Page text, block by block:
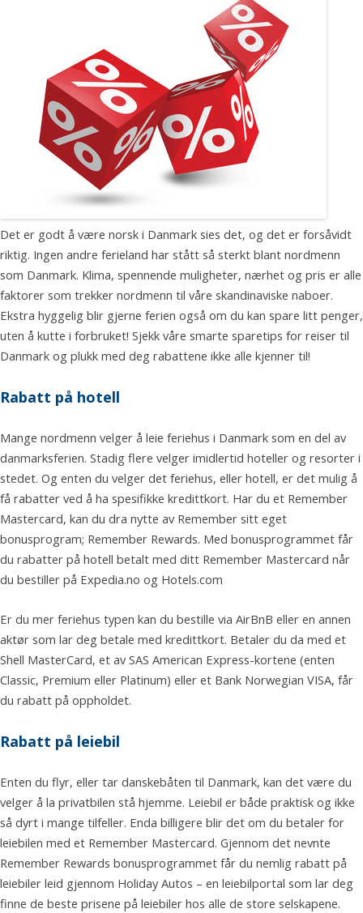
Det er godt å være norsk i Danmark sies det, og det er forsåvidt
riktig. Ingen andre ferieland har stått så sterkt blant nordmenn
som Danmark. Klima, spennende muligheter, nærhet og pris er alle
faktorer som trekker nordmenn til våre skandinaviske naboer.
Ekstra hyggelig blir gjerne ferien også om du kan spare litt penger,
uten å kutte i forbruket! Sjekk våre smarte sparetips for reiser til
Danmark og plukk med deg rabattene ikke alle kjenner til!
Rabatt på hotell
Mange nordmenn velger å leie feriehus i Danmark som en del av
danmarksferien. Stadig flere velger imidlertid hoteller og resorter i
stedet. Og enten du velger det feriehus, eller hotell, er det mulig å
få rabatter ved å ha spesifikke kredittkort. Har du et Remember
Mastercard, kan du dra nytte av Remember sitt eget
bonusprogram; Remember Rewards. Med bonusprogrammet får
du rabatter på hotell betalt med ditt Remember Mastercard når
du bestiller på Expedia.no og Hotels.com
Er du mer feriehus typen kan du bestille via AirBnB eller en annen
aktør som lar deg betale med kredittkort. Betaler du da med et
Shell MasterCard, et av SAS American Express-kortene (enten
Classic, Premium eller Platinum) eller et Bank Norwegian VISA, får
du rabatt på oppholdet.
Rabatt på leiebil
Enten du flyr, eller tar danskebåten til Danmark, kan det være du
velger å la privatbilen stå hjemme. Leiebil er både praktisk og ikke
så dyrt i mange tilfeller. Enda billigere blir det om du betaler for
leiebilen med et Remember Mastercard. Gjennom det nevnte
Remember Rewards bonusprogrammet får du nemlig rabatt på
leiebiler leid gjennom Holiday Autos – en leiebilportal som lar deg
finne de beste prisene på leiebiler hos alle de store selskapene.